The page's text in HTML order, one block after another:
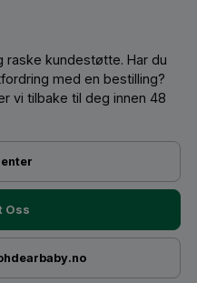
raske kundestøtte. Har du
med en bestilling?
vi tilbake til deg innen 48
Oss